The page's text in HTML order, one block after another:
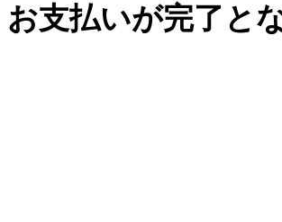
お支払いが完了と